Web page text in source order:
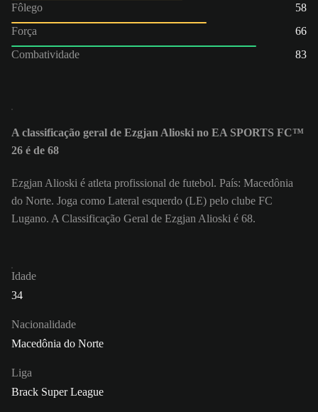
Fôlego
58
Força
66
Combatividade
83
A classificação geral de Ezgjan Alioski no EA SPORTS FC™
26 é de 68
Ezgjan Alioski é atleta profissional de futebol. País: Macedônia
do Norte. Joga como Lateral esquerdo (LE) pelo clube FC
Lugano. A Classificação Geral de Ezgjan Alioski é 68.
Idade
34
Nacionalidade
Macedônia do Norte
Liga
Brack Super League